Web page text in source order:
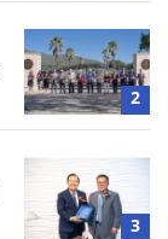
2
3